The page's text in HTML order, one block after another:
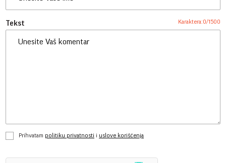
Tekst Karaktera:0/1500
Prihvatam politiku privatnosti i uslove korišćenja